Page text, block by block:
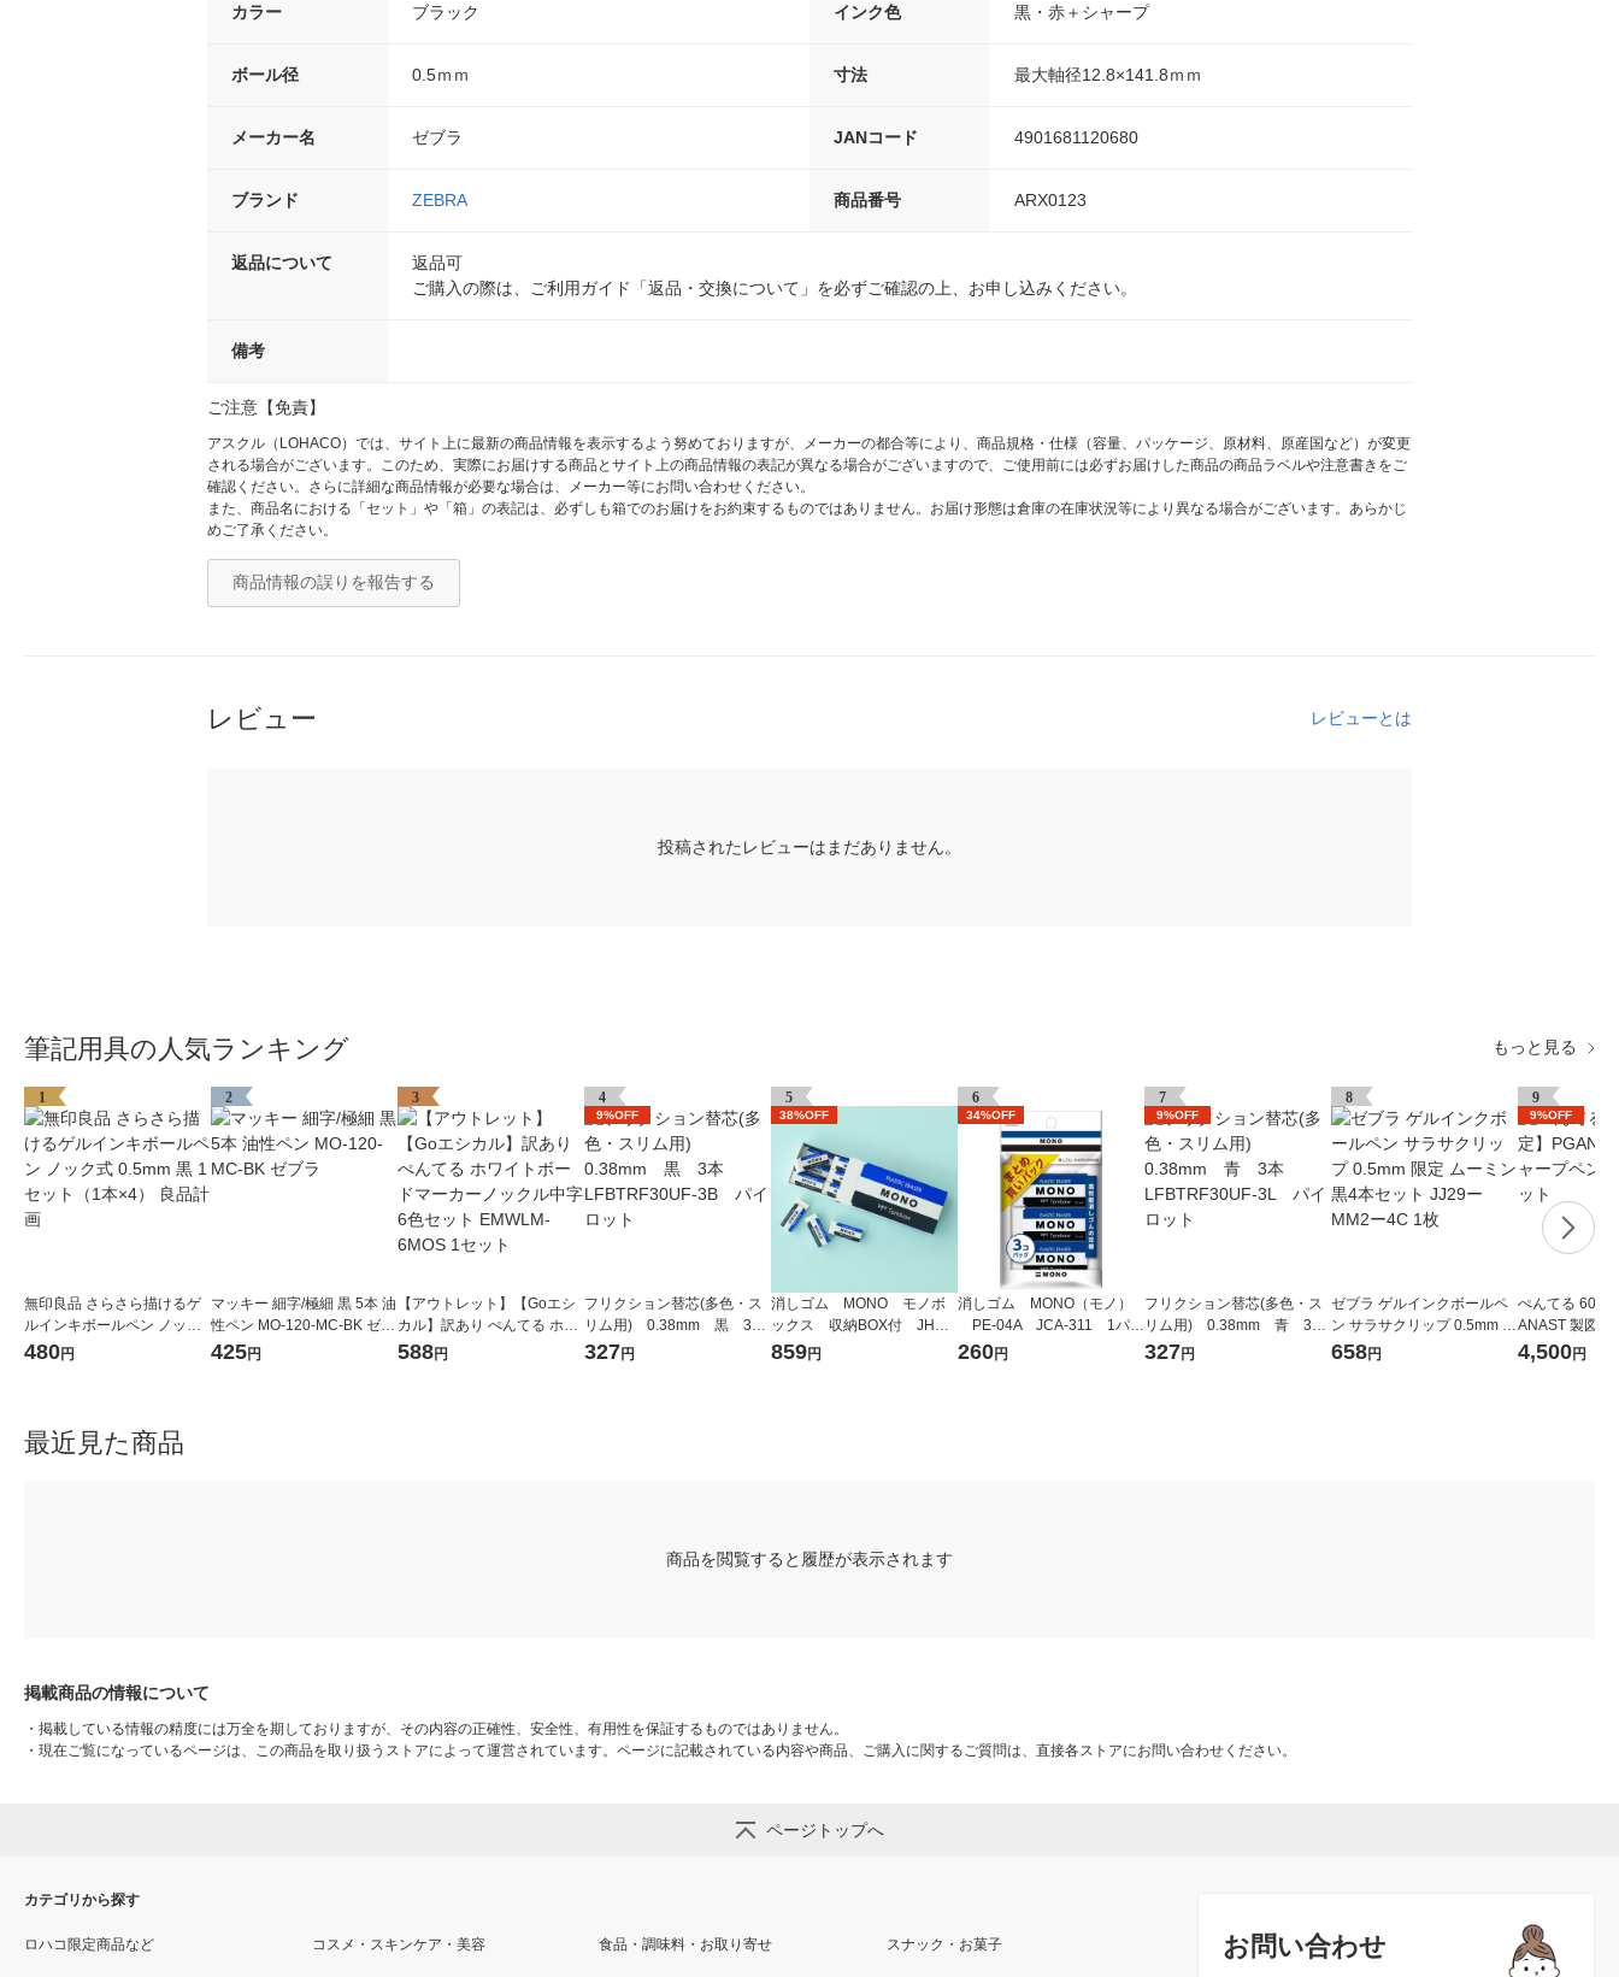
カラー ブラック インク色 黒・赤＋シャープ
ボール径 0.5ｍｍ 寸法 最大軸径12.8×141.8ｍｍ
メーカー名 ゼブラ JANコード 4901681120680
ブランド ZEBRA 商品番号 ARX0123
返品について
返品可
ご購入の際は、ご利用ガイド「返品・交換について」を必ずご確認の上、お申し込みください。
備考
ご注意【免責】
アスクル（LOHACO）では、サイト上に最新の商品情報を表示するよう努めておりますが、メーカーの都合等により、商品規格・仕様（容量、パッケージ、原材料、原産国など）が変更
される場合がございます。このため、実際にお届けする商品とサイト上の商品情報の表記が異なる場合がございますので、ご使用前には必ずお届けした商品の商品ラベルや注意書きをご
確認ください。さらに詳細な商品情報が必要な場合は、メーカー等にお問い合わせください。
また、商品名における「セット」や「箱」の表記は、必ずしも箱でのお届けをお約束するものではありません。お届け形態は倉庫の在庫状況等により異なる場合がございます。あらかじ
めご了承ください。
商品情報の誤りを報告する
レビュー レビューとは
投稿されたレビューはまだありません。
筆記用具の人気ランキング もっと見る
1
無印良品 さらさら描けるゲ
ルインキボールペン ノック
式 0.5mm 黒 1セット（1本×
480円
2
マッキー 細字/極細 黒 5本 油
性ペン MO-120-MC-BK ゼブ
ラ
425円
3
【アウトレット】【Goエシ
カル】訳あり ぺんてる ホワ
イトボードマーカーノック
588円
4
9%OFF
フリクション替芯(多色・ス
リム用) 0.38mm 黒 3
本 LFBTRF30UF-3B パイ
327円
5
38%OFF
消しゴム MONO モノボ
ックス 収納BOX付 JHA-0
61 1個（小サイズ18個入）
859円
6
34%OFF
消しゴム MONO（モノ）
PE-04A JCA-311 1パ
ック（3個入） トンボ鉛筆
260円
7
9%OFF
フリクション替芯(多色・ス
リム用) 0.38mm 青 3
本 LFBTRF30UF-3L パイ
327円
8
ゼブラ ゲルインクボールペ
ン サラサクリップ 0.5mm 限
定 ムーミン 黒4本セット JJ2
658円
9
9%OFF
ぺんてる 60周
ANAST 製図用
シル 3本 1セッ
4,500円
最近見た商品
商品を閲覧すると履歴が表示されます
掲載商品の情報について
・ 掲載している情報の精度には万全を期しておりますが、その内容の正確性、安全性、有用性を保証するものではありません。
・ 現在ご覧になっているページは、この商品を取り扱うストアによって運営されています。ページに記載されている内容や商品、ご購入に関するご質問は、直接各ストアにお問い合わせください。
ページトップへ
お問い合わせ
カテゴリから探す
ロハコ限定商品など コスメ・スキンケア・美容 食品・調味料・お取り寄せ スナック・お菓子